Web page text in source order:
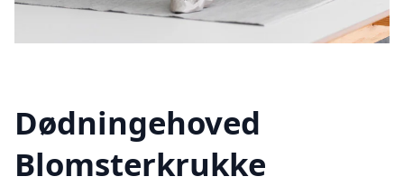
Dødningehoved
Blomsterkrukke